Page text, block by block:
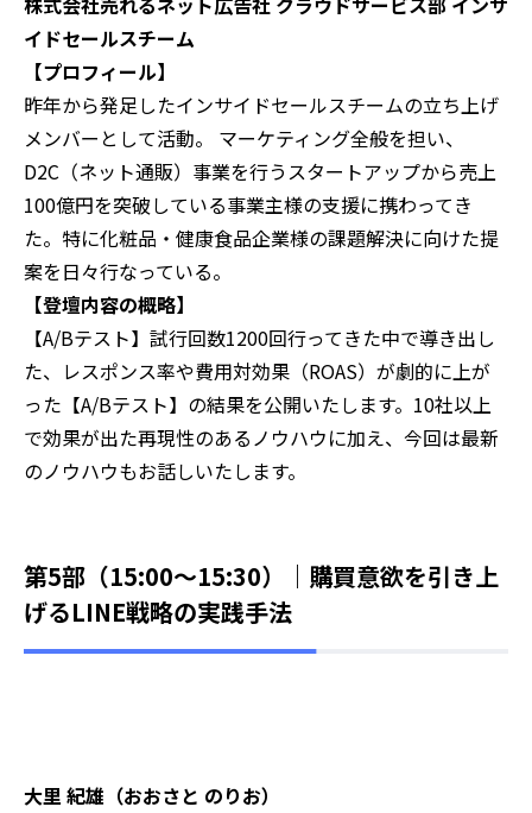
イドセールスチーム
【プロフィール】
昨年から発足したインサイドセールスチームの立ち上げ
メンバーとして活動。 マーケティング全般を担い、
D2C（ネット通販）事業を行うスタートアップから売上
100億円を突破している事業主様の支援に携わってき
た。特に化粧品・健康食品企業様の課題解決に向けた提
案を日々行なっている。
【登壇内容の概略】‍
【A/Bテスト】試行回数1200回行ってきた中で導き出し
た、レスポンス率や費用対効果（ROAS）が劇的に上が
った【A/Bテスト】の結果を公開いたします。10社以上
で効果が出た再現性のあるノウハウに加え、今回は最新
のノウハウもお話しいたします。
第5部（15:00～15:30）｜ 購買意欲を引き上
げるLINE戦略の実践手法
大里 紀雄（おおさと のりお）